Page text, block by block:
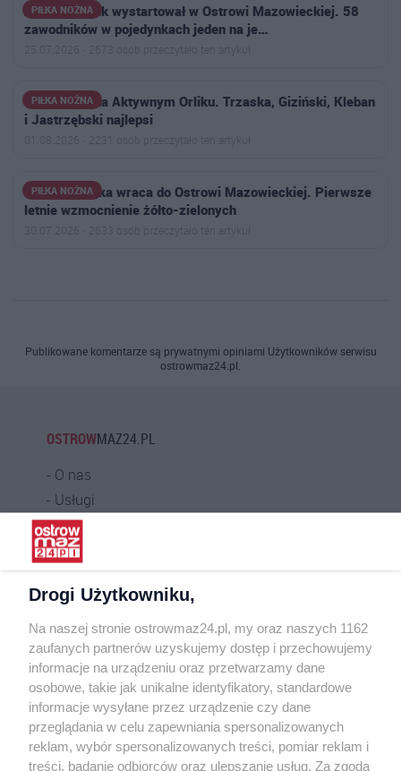
PIŁKA NOŻNA
Aktywny Orlik wystartował w Ostrowi Mazowieckiej. 58
zawodników w pojedynkach jeden na je…
25.07.2026 · 2673 osób przeczytało ten artykuł
PIŁKA NOŻNA
Siatkonoga na Aktywnym Orliku. Trzaska, Giziński, Kleban
i Jastrzębski najlepsi
01.08.2026 · 2231 osób przeczytało ten artykuł
PIŁKA NOŻNA
Jakub Choinka wraca do Ostrowi Mazowieckiej. Pierwsze
letnie wzmocnienie żółto-zielonych
30.07.2026 · 2633 osób przeczytało ten artykuł
Publikowane komentarze są prywatnymi opiniami Użytkowników serwisu
ostrowmaz24.pl.
OSTROWMAZ24.PL
O nas
Usługi
Praca
Warunki korzystania
Kontakt
INFORMATOR
Bankomaty
Msze święte
Nocna pomoc lekarska
Taxi
Drogi Użytkowniku,
Na naszej stronie ostrowmaz24.pl, my oraz naszych 1162
zaufanych partnerów uzyskujemy dostęp i przechowujemy
informacje na urządzeniu oraz przetwarzamy dane
osobowe, takie jak unikalne identyfikatory, standardowe
informacje wysyłane przez urządzenie czy dane
przeglądania w celu zapewniania spersonalizowanych
reklam, wybór spersonalizowanych treści, pomiar reklam i
treści, badanie odbiorców oraz ulepszanie usług. Za zgodą